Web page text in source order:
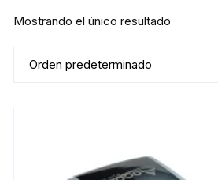
Mostrando el único resultado